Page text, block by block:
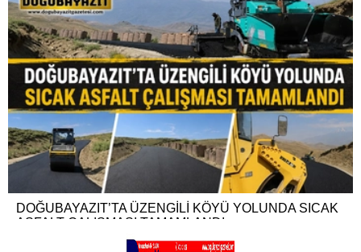
DOĞUBAYAZIT’TA ÜZENGİLİ KÖYÜ YOLUNDA SICAK
ASFALT ÇALIŞMASI TAMAMLANDI
Haber: Mehmet Cemil Baydar